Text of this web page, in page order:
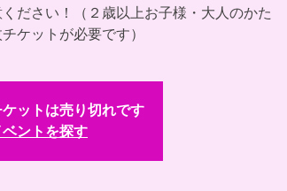
ださい！（２歳以上お子様・大人のかた
ケットが必要です）
ットは売り切れです
ントを探す